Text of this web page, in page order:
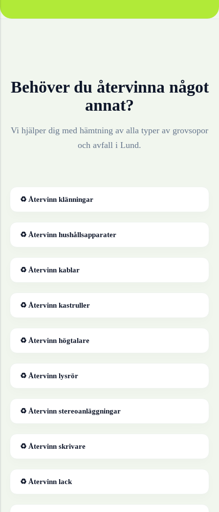
Behöver du återvinna något
annat?
Vi hjälper dig med hämtning av alla typer av grovsopor
och avfall i Lund.
♻ Återvinn klänningar
♻ Återvinn hushållsapparater
♻ Återvinn kablar
♻ Återvinn kastruller
♻ Återvinn högtalare
♻ Återvinn lysrör
♻ Återvinn stereoanläggningar
♻ Återvinn skrivare
♻ Återvinn lack